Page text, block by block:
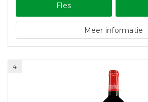
Fles
Meer informatie
4